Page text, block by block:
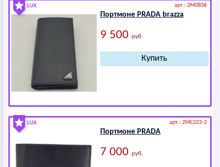
LUX арт.: 2M0836
Портмоне РRАDА brazza
9 500 руб.
LUX арт.: 2MC223-2
Портмоне РRАDА
7 000 руб.